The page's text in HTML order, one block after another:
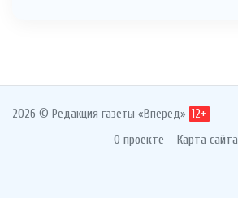
2026 © Редакция газеты «Вперед» 12+
О проекте Карта сайта